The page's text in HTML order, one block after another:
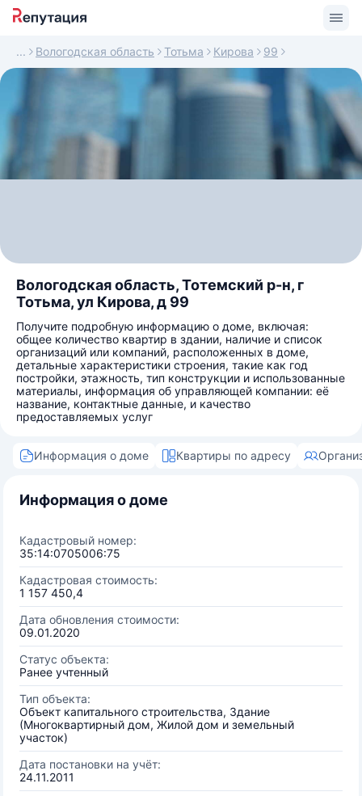
Вологодская область Тотьма Кирова 99
Вологодская область, Тотемский р-н, г
Тотьма, ул Кирова, д 99
Получите подробную информацию о доме, включая:
общее количество квартир в здании, наличие и список
организаций или компаний, расположенных в доме,
детальные характеристики строения, такие как год
постройки, этажность, тип конструкции и использованные
материалы, информация об управляющей компании: её
название, контактные данные, и качество
предоставляемых услуг
Информация о доме Квартиры по адресу
Информация о доме
Кадастровый номер:
35:14:0705006:75
Кадастровая стоимость:
1 157 450,4
Дата обновления стоимости:
09.01.2020
Статус объекта:
Ранее учтенный
Тип объекта:
Объект капитального строительства, Здание
(Многоквартирный дом, Жилой дом и земельный
участок)
Дата постановки на учёт:
24.11.2011